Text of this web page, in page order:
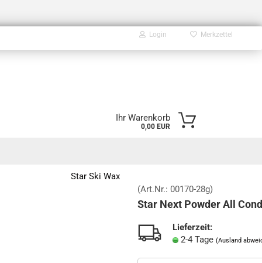
Login Merkzettel
Ihr Warenkorb
0,00 EUR
Star Ski Wax
(Art.Nr.: 00170-28g)
Star Next Powder All
Lieferzeit:
2-4 Tage (Ausland